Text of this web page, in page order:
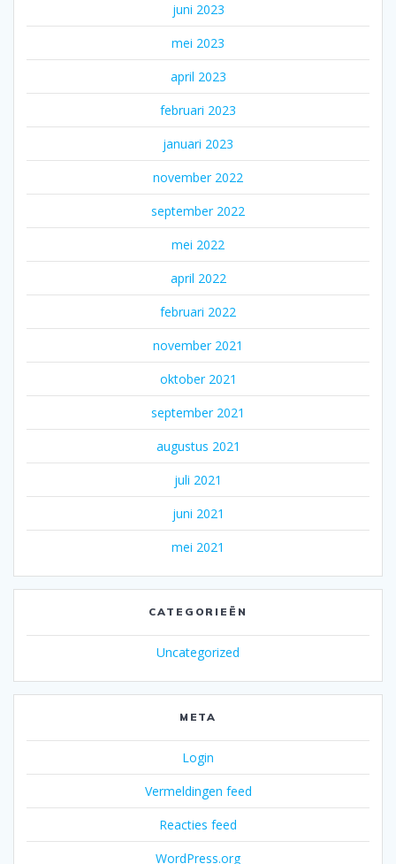
juni 2023
mei 2023
april 2023
februari 2023
januari 2023
november 2022
september 2022
mei 2022
april 2022
februari 2022
november 2021
oktober 2021
september 2021
augustus 2021
juli 2021
juni 2021
mei 2021
CATEGORIEËN
Uncategorized
META
Login
Vermeldingen feed
Reacties feed
WordPress.org